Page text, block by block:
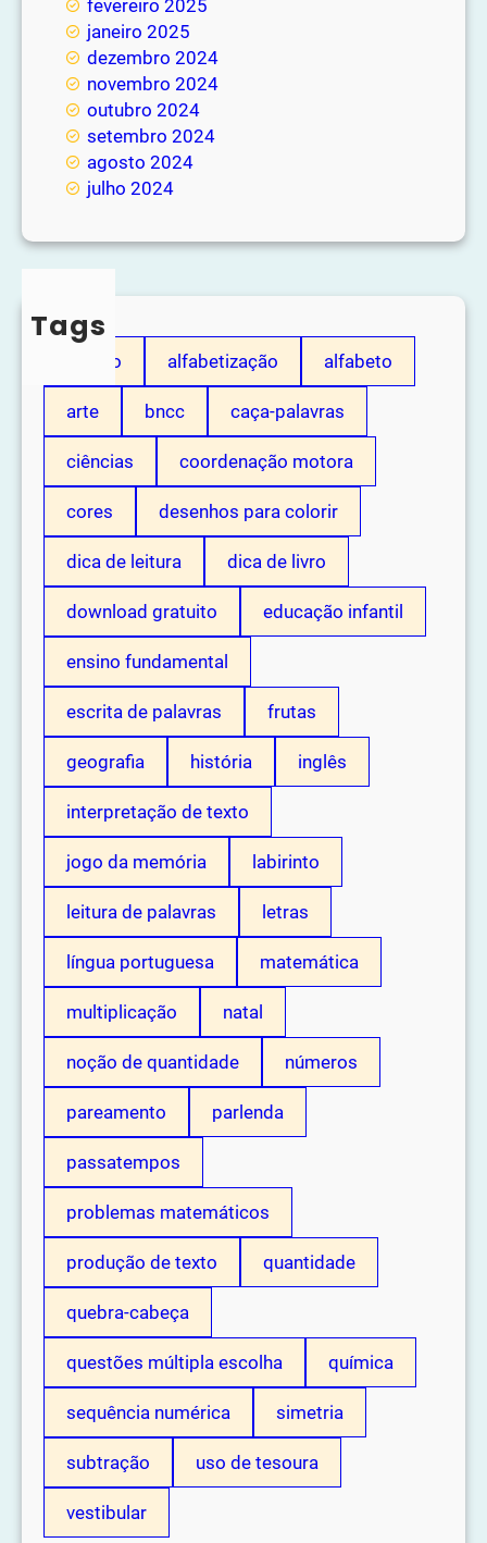
fevereiro 2025
janeiro 2025
dezembro 2024
novembro 2024
outubro 2024
setembro 2024
agosto 2024
julho 2024
Tags
adição alfabetização alfabeto
arte bncc caça-palavras
ciências coordenação motora
cores desenhos para colorir
dica de leitura dica de livro
download gratuito educação infantil
ensino fundamental
escrita de palavras frutas
geografia história inglês
interpretação de texto
jogo da memória labirinto
leitura de palavras letras
língua portuguesa matemática
multiplicação natal
noção de quantidade números
pareamento parlenda
passatempos
problemas matemáticos
produção de texto quantidade
quebra-cabeça
questões múltipla escolha química
sequência numérica simetria
subtração uso de tesoura
vestibular